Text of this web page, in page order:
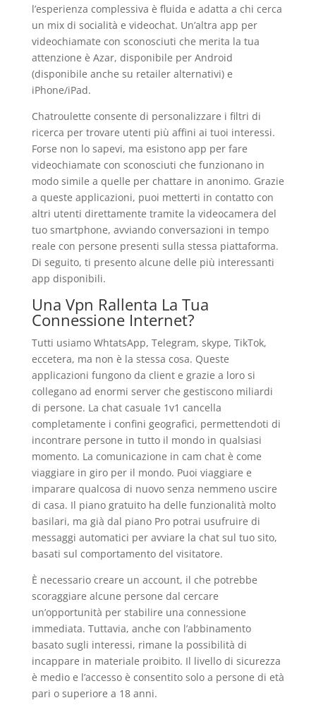
l’esperienza complessiva è fluida e adatta a chi cerca
un mix di socialità e videochat. Un’altra app per
videochiamate con sconosciuti che merita la tua
attenzione è Azar, disponibile per Android
(disponibile anche su retailer alternativi) e
iPhone/iPad.
Chatroulette consente di personalizzare i filtri di
ricerca per trovare utenti più affini ai tuoi interessi.
Forse non lo sapevi, ma esistono app per fare
videochiamate con sconosciuti che funzionano in
modo simile a quelle per chattare in anonimo. Grazie
a queste applicazioni, puoi metterti in contatto con
altri utenti direttamente tramite la videocamera del
tuo smartphone, avviando conversazioni in tempo
reale con persone presenti sulla stessa piattaforma.
Di seguito, ti presento alcune delle più interessanti
app disponibili.
Una Vpn Rallenta La Tua
Connessione Internet?
Tutti usiamo WhtatsApp, Telegram, skype, TikTok,
eccetera, ma non è la stessa cosa. Queste
applicazioni fungono da client e grazie a loro si
collegano ad enormi server che gestiscono miliardi
di persone. La chat casuale 1v1 cancella
completamente i confini geografici, permettendoti di
incontrare persone in tutto il mondo in qualsiasi
momento. La comunicazione in cam chat è come
viaggiare in giro per il mondo. Puoi viaggiare e
imparare qualcosa di nuovo senza nemmeno uscire
di casa. Il piano gratuito ha delle funzionalità molto
basilari, ma già dal piano Pro potrai usufruire di
messaggi automatici per avviare la chat sul tuo sito,
basati sul comportamento del visitatore.
È necessario creare un account, il che potrebbe
scoraggiare alcune persone dal cercare
un’opportunità per stabilire una connessione
immediata. Tuttavia, anche con l’abbinamento
basato sugli interessi, rimane la possibilità di
incappare in materiale proibito. Il livello di sicurezza
è medio e l’accesso è consentito solo a persone di età
pari o superiore a 18 anni.